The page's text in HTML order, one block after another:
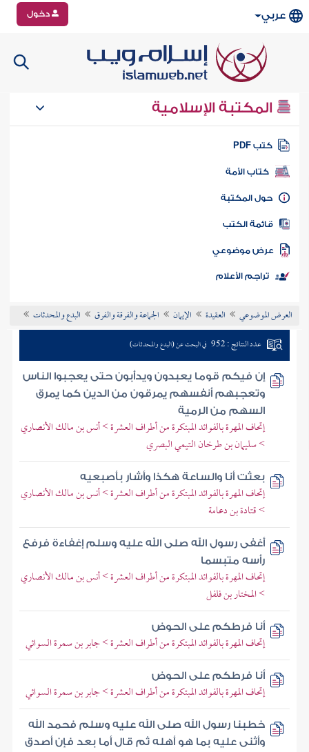
عربي دخول
المكتبة الإسلامية
كتب PDF
كتاب الأمة
المكتبة
الكتب
موضوعي
تراجم الأعلام
العرض الموضوعي العقيدة الإيمان الجماعة والفرقة والفرق البدع والمحدثات
عدد النتائج : 952 في البحث عن (البدع والمحدثات)
إن فيكم قوما يعبدون ويدأبون حتى يعجبوا الناس
وتعجبهم أنفسهم يمرقون من الدين كما يمرق
السهم من الرمية
إتحاف المهرة بالفوائد المبتكرة من أطراف العشرة > أنس بن مالك الأنصاري
> سليمان بن طرخان التيمي البصري
بعثت أنا والساعة هكذا وأشار بأصبعيه
إتحاف المهرة بالفوائد المبتكرة من أطراف العشرة > أنس بن مالك الأنصاري
> قتادة بن دعامة
أغفى رسول الله صلى الله عليه وسلم إغفاءة فرفع
رأسه متبسما
إتحاف المهرة بالفوائد المبتكرة من أطراف العشرة > أنس بن مالك الأنصاري
> المختار بن فلفل
أنا فرطكم على الحوض
إتحاف المهرة بالفوائد المبتكرة من أطراف العشرة > جابر بن سمرة السوائي
أنا فرطكم على الحوض
إتحاف المهرة بالفوائد المبتكرة من أطراف العشرة > جابر بن سمرة السوائي
خطبنا رسول الله صلى الله عليه وسلم فحمد الله
وأثنى عليه بما هو أهله ثم قال أما بعد فإن أصدق